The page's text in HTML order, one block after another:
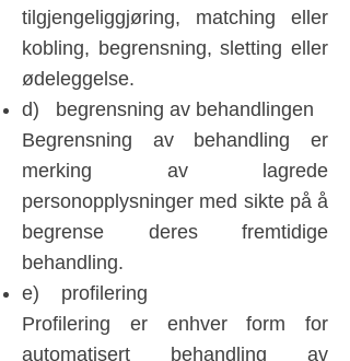
tilgjengeliggjøring, matching eller
kobling, begrensning, sletting eller
ødeleggelse.
d) begrensning av behandlingen
Begrensning av behandling er
merking av lagrede
personopplysninger med sikte på å
begrense deres fremtidige
behandling.
e) profilering
Profilering er enhver form for
automatisert behandling av